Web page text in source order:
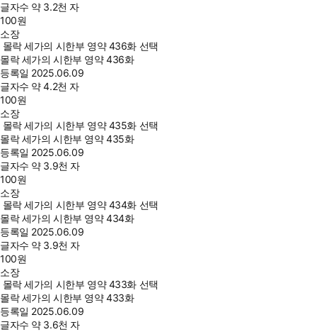
글자수 약 3.2천 자
100원
소장
몰락 세가의 시한부 영약 436화 선택
몰락 세가의 시한부 영약 436화
등록일 2025.06.09
글자수 약 4.2천 자
100원
소장
몰락 세가의 시한부 영약 435화 선택
몰락 세가의 시한부 영약 435화
등록일 2025.06.09
글자수 약 3.9천 자
100원
소장
몰락 세가의 시한부 영약 434화 선택
몰락 세가의 시한부 영약 434화
등록일 2025.06.09
글자수 약 3.9천 자
100원
소장
몰락 세가의 시한부 영약 433화 선택
몰락 세가의 시한부 영약 433화
등록일 2025.06.09
글자수 약 3.6천 자